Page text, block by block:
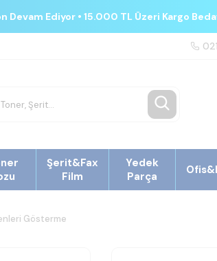
Devam Ediyor • 15.000 TL Üzeri Kargo
Şerit&Fax
Film
Yedek
Parça
Gösterme